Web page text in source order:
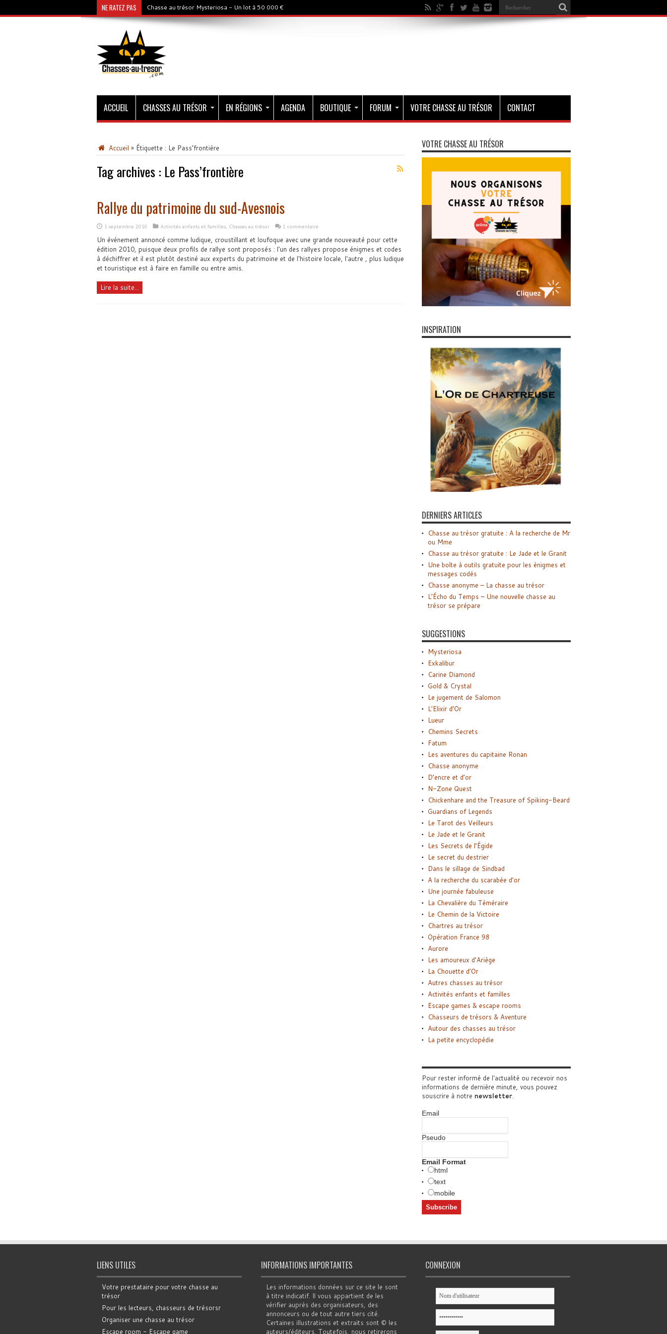
NE RATEZ PAS Chasse au trésor Mysteriosa - Un lot à 50 000 €
ACCUEIL CHASSES AU TRÉSOR EN RÉGIONS AGENDA BOUTIQUE FORUM VOTRE CHASSE AU TRÉSOR CONTACT
Accueil » Étiquette : Le Pass’frontière
Tag archives : Le Pass’frontière
Rallye du patrimoine du sud-Avesnois
1 septembre 2010 Activités enfants et familles, Chasses au trésor 1 commentaire
Un événement annoncé comme ludique, croustillant et loufoque avec une grande nouveauté pour cette
édition 2010, puisque deux profils de rallye sont proposés : l'un des rallyes propose énigmes et codes
à déchiffrer et il est plutôt destiné aux experts du patrimoine et de l'histoire locale, l'autre , plus ludique
et touristique est à faire en famille ou entre amis.
Lire la suite...
VOTRE CHASSE AU TRÉSOR
INSPIRATION
DERNIERS ARTICLES
Chasse au trésor gratuite : A la recherche de Mr
ou Mme
Chasse au trésor gratuite : Le Jade et le Granit
Une boîte à outils gratuite pour les énigmes et
messages codés
Chasse anonyme – La chasse au trésor
L’Écho du Temps – Une nouvelle chasse au
trésor se prépare
SUGGESTIONS
Mysteriosa
Exkalibur
Carine Diamond
Gold & Crystal
Le jugement de Salomon
L’Elixir d’Or
Lueur
Chemins Secrets
Fatum
Les aventures du capitaine Ronan
Chasse anonyme
D’encre et d’or
N-Zone Quest
Chickenhare and the Treasure of Spiking-Beard
Guardians of Legends
Le Tarot des Veilleurs
Le Jade et le Granit
Les Secrets de l’Égide
Le secret du destrier
Dans le sillage de Sindbad
A la recherche du scarabée d’or
Une journée fabuleuse
La Chevalière du Téméraire
Le Chemin de la Victoire
Chartres au trésor
Opération France 98
Aurore
Les amoureux d’Ariège
La Chouette d’Or
Autres chasses au trésor
Activités enfants et familles
Escape games & escape rooms
Chasseurs de trésors & Aventure
Autour des chasses au trésor
La petite encyclopédie
Pour rester informé de l'actualité ou recevoir nos
informations de dernière minute, vous pouvez
souscrire à notre newsletter.
Email
Pseudo
Email Format
html
text
mobile
LIENS UTILES
Votre prestataire pour votre chasse au
trésor
Pour les lecteurs, chasseurs de trésorsr
Organiser une chasse au trésor
Escape room - Escape game
INFORMATIONS IMPORTANTES
Les informations données sur ce site le sont
à titre indicatif. Il vous appartient de les
vérifier auprès des organisateurs, des
annonceurs ou de tout autre tiers cité.
Certaines illustrations et extraits sont © les
auteurs/éditeurs. Toutefois, nous retirerons
CONNEXION